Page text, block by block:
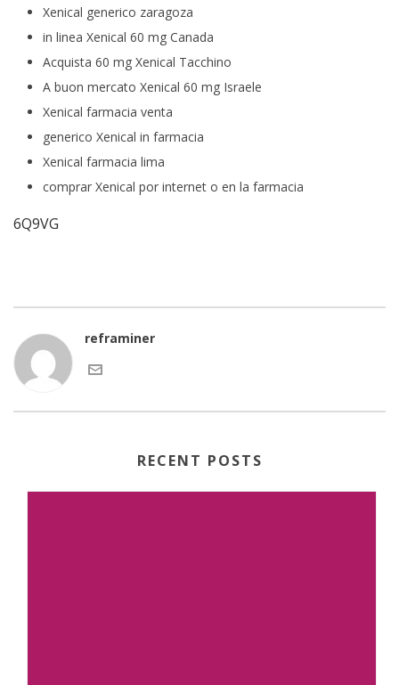
Xenical generico zaragoza
in linea Xenical 60 mg Canada
Acquista 60 mg Xenical Tacchino
A buon mercato Xenical 60 mg Israele
Xenical farmacia venta
generico Xenical in farmacia
Xenical farmacia lima
comprar Xenical por internet o en la farmacia
6Q9VG
reframiner
RECENT POSTS